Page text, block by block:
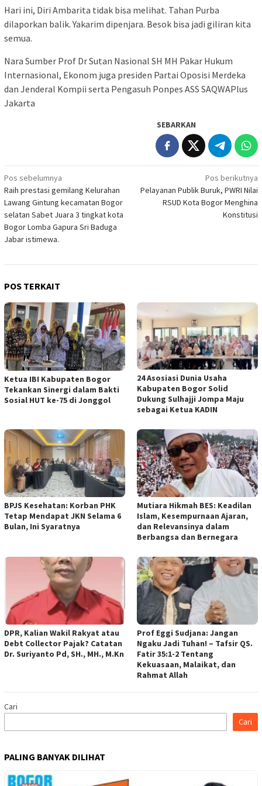
Hari ini, Diri Ambarita tidak bisa melihat. Tahan Purba
dilaporkan balik. Yakarim dipenjara. Besok bisa jadi giliran kita
semua.
Nara Sumber Prof Dr Sutan Nasional SH MH Pakar Hukum
Internasional, Ekonom juga presiden Partai Oposisi Merdeka
dan Jenderal Kompii serta Pengasuh Ponpes ASS SAQWAPlus
Jakarta
SEBARKAN
Navigasi
pos
Pos sebelumnya
Raih prestasi gemilang Kelurahan
Lawang Gintung kecamatan Bogor
selatan Sabet Juara 3 tingkat kota
Bogor Lomba Gapura Sri Baduga
Jabar istimewa.
Pos berikutnya
Pelayanan Publik Buruk, PWRI Nilai
RSUD Kota Bogor Menghina
Konstitusi
POS TERKAIT
Ketua IBI Kabupaten Bogor
Tekankan Sinergi dalam Bakti
Sosial HUT ke-75 di Jonggol
24 Asosiasi Dunia Usaha
Kabupaten Bogor Solid
Dukung Sulhajji Jompa Maju
sebagai Ketua KADIN
BPJS Kesehatan: Korban PHK
Tetap Mendapat JKN Selama 6
Bulan, Ini Syaratnya
Mutiara Hikmah BES: Keadilan
Islam, Kesempurnaan Ajaran,
dan Relevansinya dalam
Berbangsa dan Bernegara
DPR, Kalian Wakil Rakyat atau
Debt Collector Pajak? Catatan
Dr. Suriyanto Pd, SH., MH., M.Kn
Prof Eggi Sudjana: Jangan
Ngaku Jadi Tuhan! – Tafsir QS.
Fatir 35:1-2 Tentang
Kekuasaan, Malaikat, dan
Rahmat Allah
Cari
Cari
PALING BANYAK DILIHAT